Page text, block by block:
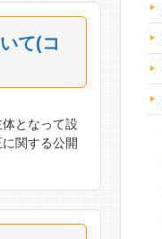
て(コ
となって設
関する公開